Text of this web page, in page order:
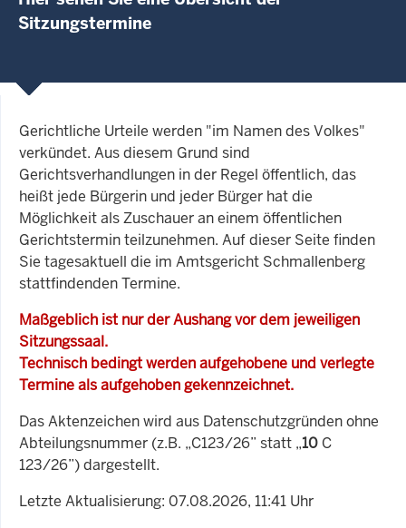
Sitzungstermine
Gerichtliche Urteile werden "im Namen des Volkes"
verkündet. Aus diesem Grund sind
Gerichtsverhandlungen in der Regel öffentlich, das
heißt jede Bürgerin und jeder Bürger hat die
Möglichkeit als Zuschauer an einem öffentlichen
Gerichtstermin teilzunehmen. Auf dieser Seite finden
Sie tagesaktuell die im Amtsgericht Schmallenberg
stattfindenden Termine.
Maßgeblich ist nur der Aushang vor dem jeweiligen
Sitzungssaal.
Technisch bedingt werden aufgehobene und verlegte
Termine als aufgehoben gekennzeichnet.
Das Aktenzeichen wird aus Datenschutzgründen ohne
Abteilungsnummer (z.B. „C123/26” statt „10 C
123/26”) dargestellt.
Letzte Aktualisierung: 07.08.2026, 11:41 Uhr